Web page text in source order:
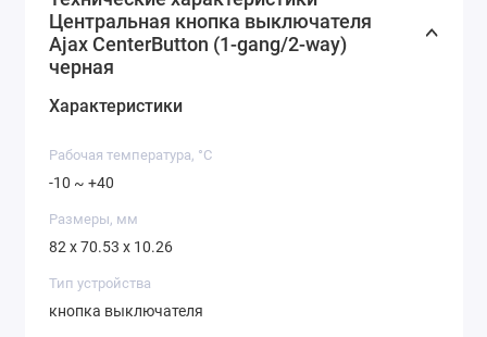
Центральная кнопка выключателя
Ajax CenterButton (1-gang/2-way)
черная
Характеристики
Рабочая температура, °C
-10 ~ +40
Размеры, мм
82 x 70.53 x 10.26
Тип устройства
кнопка выключателя